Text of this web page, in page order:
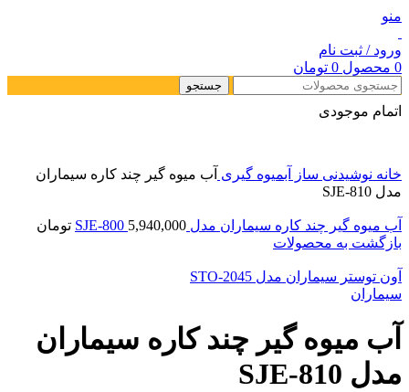
منو
ورود / ثبت نام
0 محصول 0 تومان
جستجو
اتمام موجودی
خانه نوشیدنی ساز آبمیوه گیری آب میوه گیر چند کاره سیماران
مدل SJE-810
آب میوه گیر چند کاره سیماران مدل SJE-800 5,940,000
تومان
بازگشت به محصولات
آون توستر سیماران مدل STO-2045
سیماران
آب میوه گیر چند کاره سیماران
مدل SJE-810